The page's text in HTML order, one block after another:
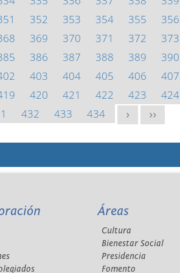
352 353 354 355 356
369 370 371 372 373
386 387 388 389 390
403 404 405 406 407
420 421 422 423 424
432 433 434 > >>
Áreas
Cultura
Bienestar Social
Presidencia
Fomento